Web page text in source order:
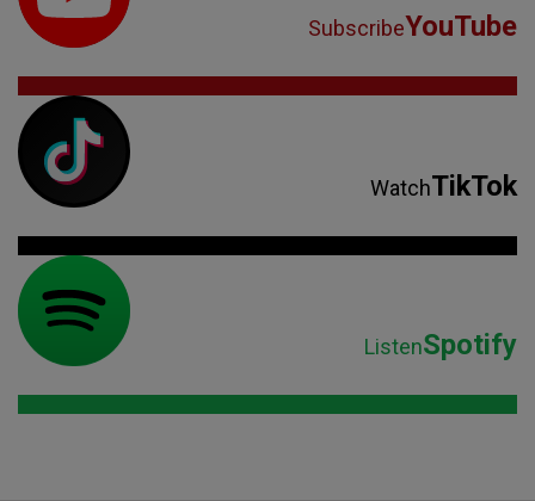
SubscribeYouTube
WatchTikTok
ListenSpotify